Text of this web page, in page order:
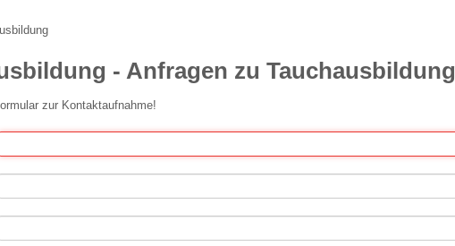
- Anfragen zu Tauchausbildung
zur Kontaktaufnahme!